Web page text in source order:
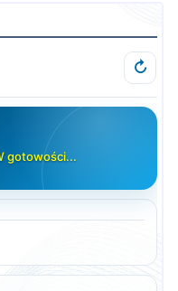
↻
gotowości...